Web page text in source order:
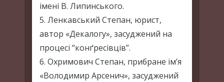
імені В. Липинського.
5. Ленкавський Степан, юрист,
автор «Декалогу», засуджений на
процесі “конґресівців”.
6. Охримович Степан, прибране ім’я
«Володимир Арсенич», засуджений